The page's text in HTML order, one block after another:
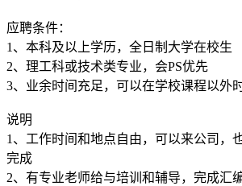
应聘条件：
1、本科及以上学历，全日制大学在校生
2、理工科或技术类专业，会PS优先
3、业余时间充足，可以在学校课程以外
说明
1、工作时间和地点自由，可以来公司，
完成
2、有专业老师给与培训和辅导，完成汇